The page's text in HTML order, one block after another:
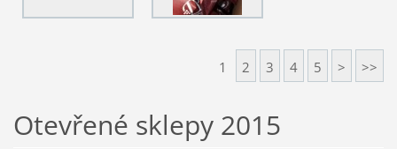
1 2 3 4 5 > >>
Otevřené sklepy 2015